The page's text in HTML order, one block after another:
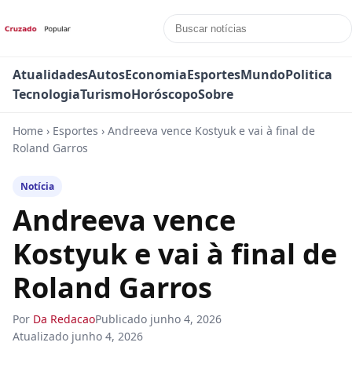
AtualidadesAutosEconomiaEsportesMundoPolitica
TecnologiaTurismoHoróscopoSobre
Home › Esportes › Andreeva vence Kostyuk e vai à final de
Roland Garros
Notícia
Andreeva vence
Kostyuk e vai à final de
Roland Garros
Por Da RedacaoPublicado junho 4, 2026
Atualizado junho 4, 2026